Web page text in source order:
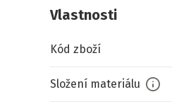
Vlastnosti
Kód zboží
Složení materiálu